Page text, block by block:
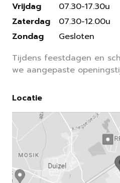
Vrijdag
Zaterdag
Zondag
07.30-17.30u
07.30-12.00u
Gesloten
Tijdens feestdagen en
we aangepaste
Locatie